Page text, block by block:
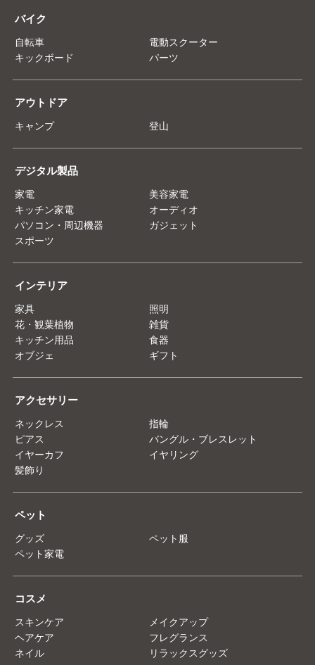
バイク
自転車
電動スクーター
キックボード
パーツ
アウトドア
キャンプ 登山
デジタル製品
家電
美容家電
キッチン家電
オーディオ
パソコン・周辺機器
ガジェット
スポーツ
インテリア
家具
照明
花・観葉植物
雑貨
キッチン用品
食器
オブジェ
ギフト
アクセサリー
ネックレス
指輪
ピアス
バングル・ブレスレット
イヤーカフ
イヤリング
髪飾り
ペット
グッズ
ペット服
ペット家電
コスメ
スキンケア
メイクアップ
ヘアケア
フレグランス
ネイル
リラックスグッズ